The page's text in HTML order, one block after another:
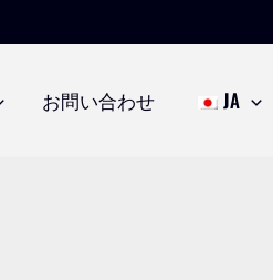
お問い合わせ JA